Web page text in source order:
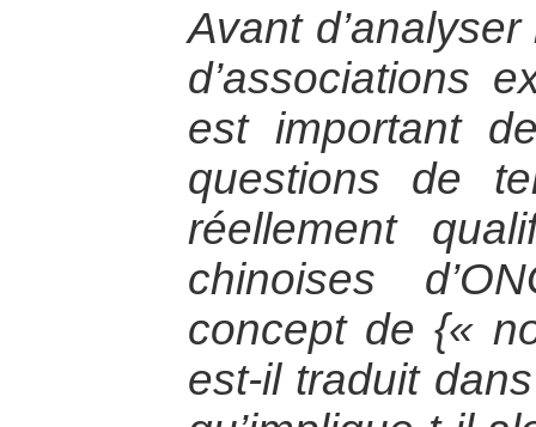
Avant
d’associations
est important
questions de
réellement
chinoises
concept de {«
est-il traduit